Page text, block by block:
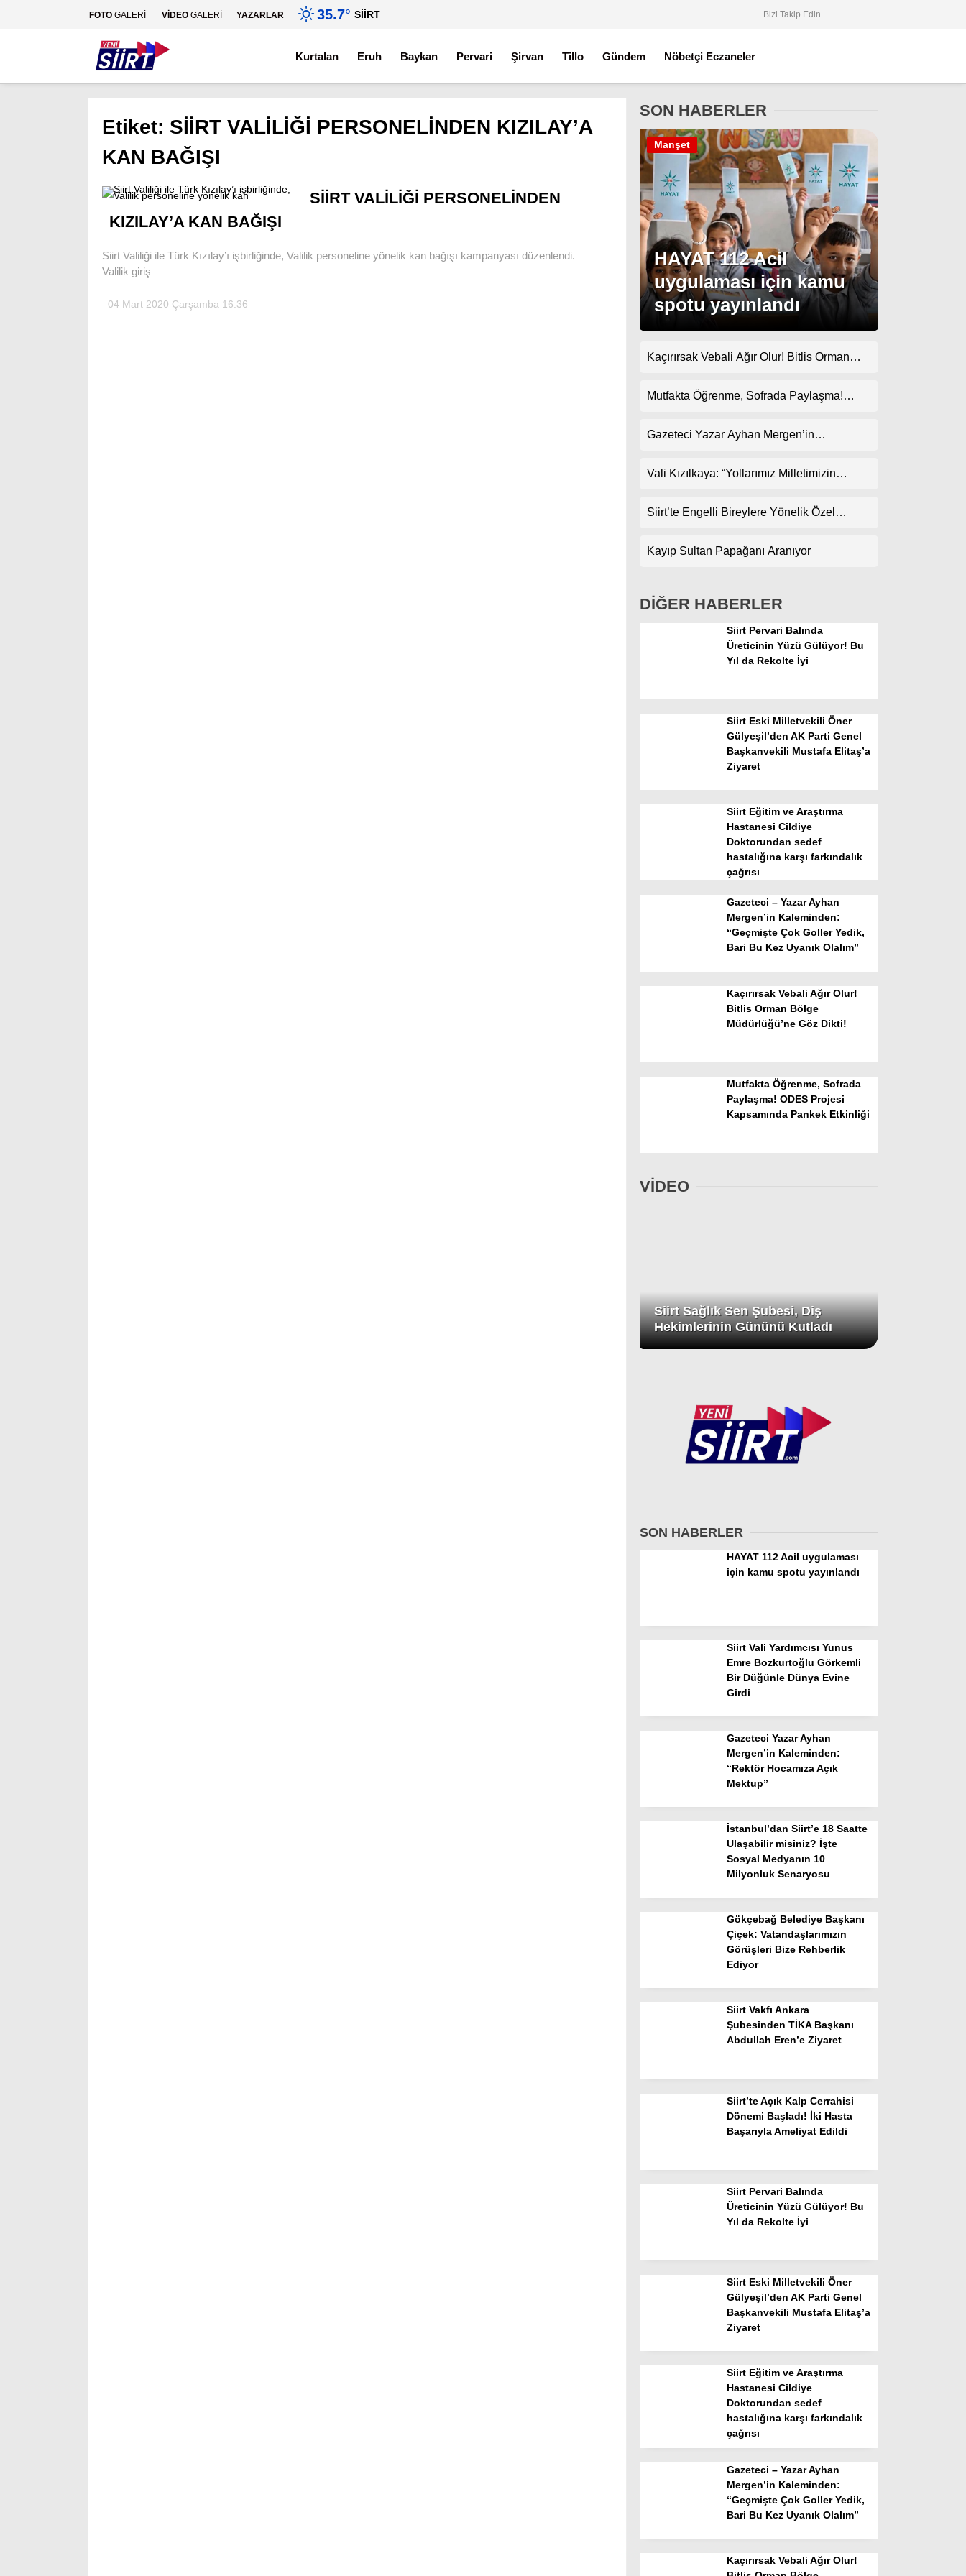
Gündem
Spor
Magazin
FOTO GALERİ VİDEO GALERİ YAZARLAR 35.7° SIIRT Bizi Takip Edin
Kurtalan Eruh Baykan Pervari Şirvan Tillo Gündem Nöbetçi Eczaneler
Etiket: SİİRT VALİLİĞİ PERSONELİNDEN KIZILAY’A
KAN BAĞIŞI
SİİRT VALİLİĞİ PERSONELİNDEN
KIZILAY’A KAN BAĞIŞI
Siirt Valiliği ile Türk Kızılay’ı işbirliğinde, Valilik personeline yönelik kan bağışı kampanyası düzenlendi.
Valilik giriş
04 Mart 2020 Çarşamba 16:36
SON HABERLER
HAYAT 112 Acil
uygulaması için kamu
spotu yayınlandı
Manşet
Kaçırırsak Vebali Ağır Olur! Bitlis Orman
Mutfakta Öğrenme, Sofrada Paylaşma!
Etkinliği
Gazeteci Yazar Ayhan Mergen’in
Koyulan Bir Dönem”
Vali Kızılkaya: “Yollarımız Milletimizin
Siirt’te Engelli Bireylere Yönelik Özel
Kayıp Sultan Papağanı Aranıyor
DİĞER HABERLER
Siirt Pervari Balında
Üreticinin Yüzü Gülüyor! Bu
Yıl da Rekolte İyi
Siirt Eski Milletvekili Öner
Gülyeşil’den AK Parti Genel
Başkanvekili Mustafa Elitaş’a
Ziyaret
Siirt Eğitim ve Araştırma
Hastanesi Cildiye
Doktorundan sedef
hastalığına karşı farkındalık
çağrısı
Gazeteci – Yazar Ayhan
Mergen’in Kaleminden:
“Geçmişte Çok Goller Yedik,
Bari Bu Kez Uyanık Olalım”
Kaçırırsak Vebali Ağır Olur!
Bitlis Orman Bölge
Müdürlüğü’ne Göz Dikti!
Mutfakta Öğrenme, Sofrada
Paylaşma! ODES Projesi
Kapsamında Pankek Etkinliği
VİDEO
Siirt Sağlık Sen Şubesi, Diş
Hekimlerinin Gününü Kutladı
SON HABERLER
HAYAT 112 Acil uygulaması
için kamu spotu yayınlandı
Siirt Vali Yardımcısı Yunus
Emre Bozkurtoğlu Görkemli
Bir Düğünle Dünya Evine
Girdi
Gazeteci Yazar Ayhan
Mergen’in Kaleminden:
“Rektör Hocamıza Açık
Mektup”
İstanbul’dan Siirt’e 18 Saatte
Ulaşabilir misiniz? İşte
Sosyal Medyanın 10
Milyonluk Senaryosu
Gökçebağ Belediye Başkanı
Çiçek: Vatandaşlarımızın
Görüşleri Bize Rehberlik
Ediyor
Siirt Vakfı Ankara
Şubesinden TİKA Başkanı
Abdullah Eren’e Ziyaret
Siirt’te Açık Kalp Cerrahisi
Dönemi Başladı! İki Hasta
Başarıyla Ameliyat Edildi
Siirt Pervari Balında
Üreticinin Yüzü Gülüyor! Bu
Yıl da Rekolte İyi
Siirt Eski Milletvekili Öner
Gülyeşil’den AK Parti Genel
Başkanvekili Mustafa Elitaş’a
Ziyaret
Siirt Eğitim ve Araştırma
Hastanesi Cildiye
Doktorundan sedef
hastalığına karşı farkındalık
çağrısı
Gazeteci – Yazar Ayhan
Mergen’in Kaleminden:
“Geçmişte Çok Goller Yedik,
Bari Bu Kez Uyanık Olalım”
Kaçırırsak Vebali Ağır Olur!